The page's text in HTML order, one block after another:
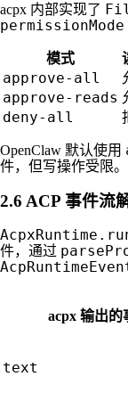
acpx 内部实现了
permissionMode
模式
approve-all
approve-reads
deny-all
OpenClaw 默认使用
件，但写操作受限。
2.6 ACP 事件流
件，通过
acpx 输出的
text